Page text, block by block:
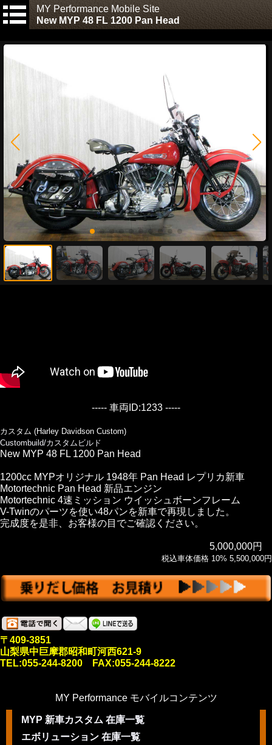
MY Performance Mobile Site
New MYP 48 FL 1200 Pan Head
----- 車両ID:1233 -----
カスタム (Harley Davidson Custom)
Custombuild/カスタムビルド
New MYP 48 FL 1200 Pan Head
1200cc MYPオリジナル 1948年 Pan Head レプリカ新車
Motortechnic Pan Head 新品エンジン
Motortechnic 4速ミッション ウイッシュボーンフレーム
V-Twinのパーツを使い48パンを新車で再現しました。
完成度を是非、お客様の目でご確認ください。
5,000,000円
税込車体価格 10% 5,500,000円
〒409-3851
山梨県中巨摩郡昭和町河西621-9
TEL:055-244-8200 FAX:055-244-8222
MY Performance モバイルコンテンツ
MYP 新車カスタム 在庫一覧
エボリューション 在庫一覧